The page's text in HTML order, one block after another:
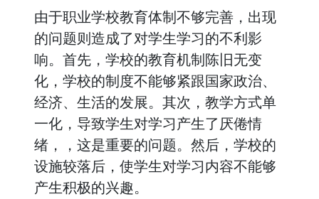
由于职业学校教育体制不够完善，出现
的问题则造成了对学生学习的不利影
响。首先，学校的教育机制陈旧无变
化，学校的制度不能够紧跟国家政治、
经济、生活的发展。其次，教学方式单
一化，导致学生对学习产生了厌倦情
绪，，这是重要的问题。然后，学校的
设施较落后，使学生对学习内容不能够
产生积极的兴趣。